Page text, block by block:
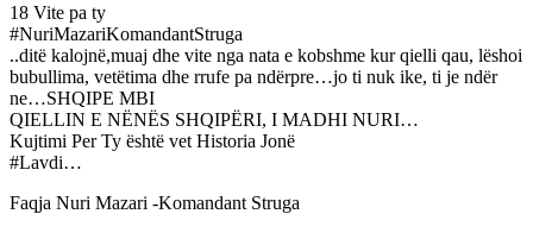
18 Vite pa ty
#NuriMazariKomandantStruga
..ditë kalojnë,muaj dhe vite nga nata e kobshme kur qielli qau, lëshoi
bubullima, vetëtima dhe rrufe pa ndërpre…jo ti nuk ike, ti je ndër
ne…SHQIPE MBI
QIELLIN E NËNËS SHQIPËRI, I MADHI NURI…
Kujtimi Per Ty është vet Historia Jonë
#Lavdi…
Faqja Nuri Mazari -Komandant Struga